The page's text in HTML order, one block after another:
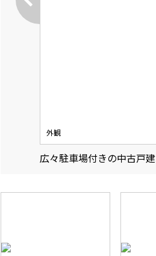
外観
広々駐車場付きの中古戸建